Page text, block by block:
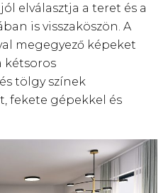
elválasztja a teret és a
is visszaköszön. A
megegyező képeket
kétsoros
tölgy színek
fekete gépekkel és